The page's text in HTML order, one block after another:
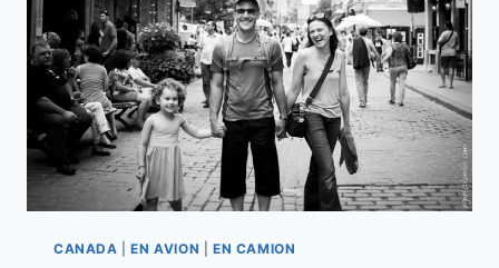
CANADA |EN AVION EN CAMION